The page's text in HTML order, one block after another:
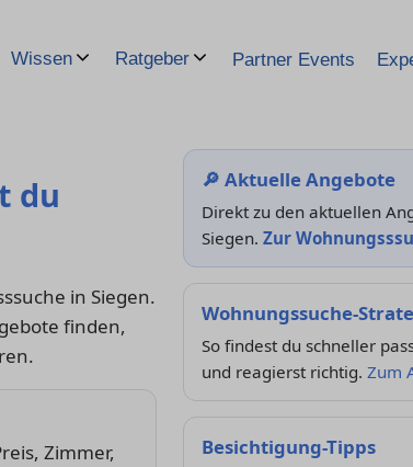
Wissen Ratgeber Partner Events
du
in Siegen.
finden,
Zimmer,
🔎 Aktuelle Angebote
Direkt zu den aktuellen
Siegen. Zur
Wohnungssuche-
So findest du schneller
und reagierst richtig. Zum
Besichtigung-Tipps